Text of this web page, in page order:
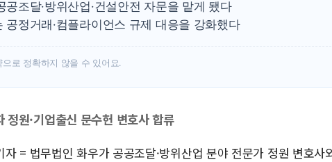
주한미군 "오
구미 폐염산처
공조달·방위산업·건설안전 자문을 맡게 됐다
공정거래·컴플라이언스 규제 대응을 강화했다
로 정확하지 않을 수 있어요.
원·기업출신 문수헌 변호사 합류
= 법무법인 화우가 공공조달·방위산업 분야 전문가 정원 변호사